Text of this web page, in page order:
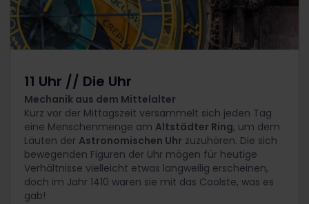
11 Uhr // Die Uhr
Mechanik aus dem Mittelalter
Kurz vor der Mittagszeit versammelt sich jeden Tag
eine Menschenmenge am Altstädter Ring, um dem
Läuten der Astronomischen Uhr zuzuhören. Die sich
bewegenden Figuren der Uhr mögen für heutige
Verhältnisse vielleicht etwas langweilig erscheinen,
doch im Jahr 1410 waren sie mit das Coolste, was es
gab!